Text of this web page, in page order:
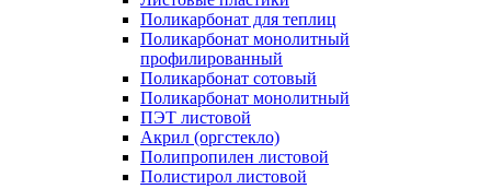
Поликарбонат для теплиц
Поликарбонат монолитный
профилированный
Поликарбонат сотовый
Поликарбонат монолитный
ПЭТ листовой
Акрил (оргстекло)
Полипропилен листовой
Полистирол листовой